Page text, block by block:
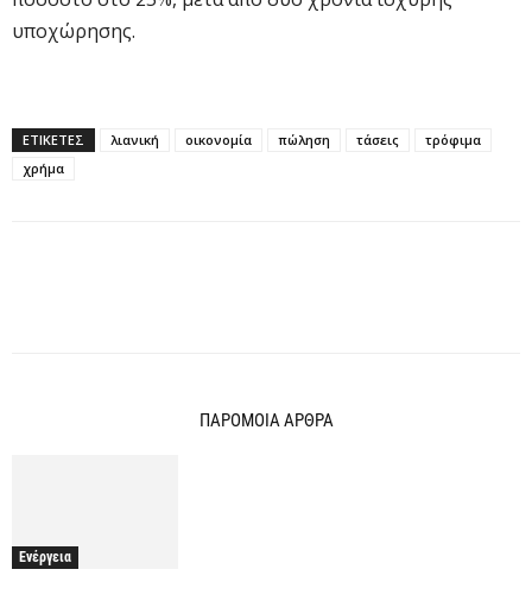
υποχώρησης.
ΕΤΙΚΕΤΕΣ λιανική οικονομία πώληση τάσεις
τρόφιμα
χρήμα
ΠΑΡΟΜΟΙΑ ΑΡΘΡΑ
Ενέργεια